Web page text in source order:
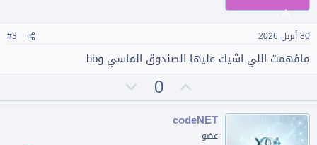
ب
ي 30 أبريل 2026 #3
مافهمت اللي اشيك عليها الصندوق الماسي وbb
أ
ي
0 ص
codeNET
عضو